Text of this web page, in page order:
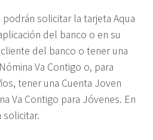
solicitar la tarjeta Aqua
del banco o en su
del banco o tener una
Va Contigo o, para
tener una Cuenta Joven
Va Contigo para Jóvenes. En
solicitar.